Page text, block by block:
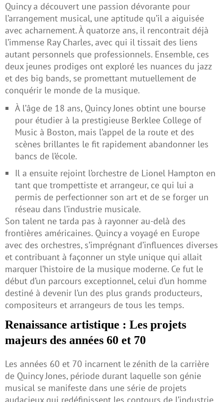
Quincy a découvert une passion dévorante pour
l’arrangement musical, une aptitude qu’il a aiguisée
avec acharnement. À quatorze ans, il rencontrait déjà
l’immense Ray Charles, avec qui il tissait des liens
autant personnels que professionnels. Ensemble, ces
deux jeunes prodiges ont exploré les nuances du jazz
et des big bands, se promettant mutuellement de
conquérir le monde de la musique.
À l’âge de 18 ans, Quincy Jones obtint une bourse
pour étudier à la prestigieuse Berklee College of
Music à Boston, mais l’appel de la route et des
scènes brillantes le fit rapidement abandonner les
bancs de l’école.
Il a ensuite rejoint l’orchestre de Lionel Hampton en
tant que trompettiste et arrangeur, ce qui lui a
permis de perfectionner son art et de se forger un
réseau dans l’industrie musicale.
Son talent ne tarda pas à rayonner au-delà des
frontières américaines. Quincy a voyagé en Europe
avec des orchestres, s’imprégnant d’influences diverses
et contribuant à façonner un style unique qui allait
marquer l’histoire de la musique moderne. Ce fut le
début d’un parcours exceptionnel, celui d’un homme
destiné à devenir l’un des plus grands producteurs,
compositeurs et arrangeurs de tous les temps.
Renaissance artistique : Les projets
majeurs des années 60 et 70
Les années 60 et 70 incarnent le zénith de la carrière
de Quincy Jones, période durant laquelle son génie
musical se manifeste dans une série de projets